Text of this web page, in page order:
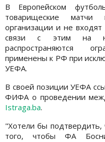
В Европейском
товарищеские
организации и не
связи с этим на
распространяются
применены к РФ при
УЕФА.
В своей позиции УЕФА
ФИФА о проведении
Istraga.ba.
"Хотели бы
того, чтобы ФА